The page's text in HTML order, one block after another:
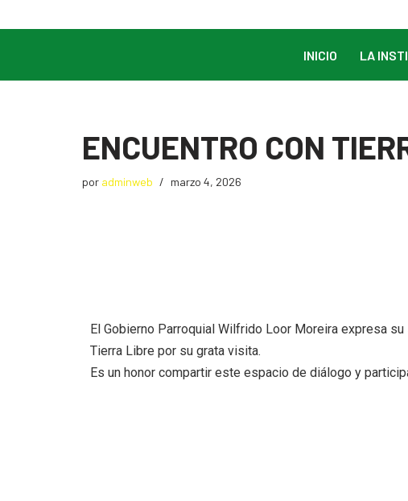
INICIO LA
ENCUENTRO CON
por adminweb marzo 4, 2026
El Gobierno Parroquial Wilfrido Loor Moreira expresa
Tierra Libre por su grata visita.
Es un honor compartir este espacio de diálogo y